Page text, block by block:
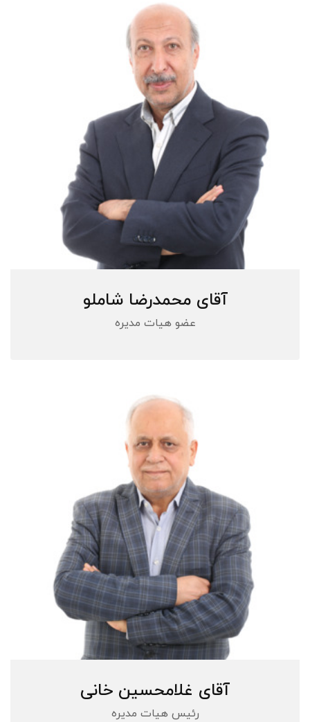
آقای محمدرضا شاملو
عضو هیات مدیره
آقای غلامحسین خانی
رئیس هیات مدیره